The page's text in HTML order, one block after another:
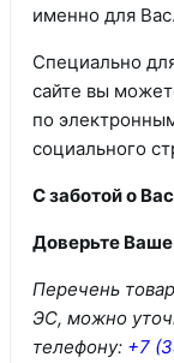
именно для Вас.
Специально
сайте вы
по
социального
С заботой о
Доверьте
Перечень
ЭС, можно
телефону: +7